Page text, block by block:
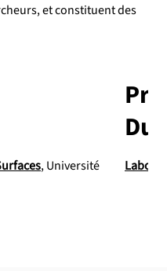
et constituent des
, Université